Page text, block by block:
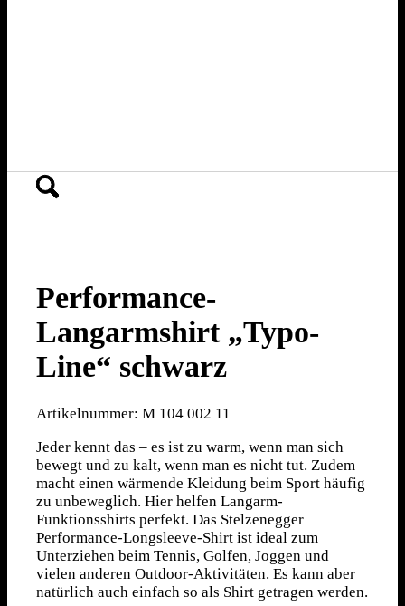
0Einkaufswagen
Performance-
Langarmshirt „Typo-
Line“ schwarz
Artikelnummer:M 104 002 11
Jeder kennt das – es ist zu warm, wenn man sich
bewegt und zu kalt, wenn man es nicht tut. Zudem
macht einen wärmende Kleidung beim Sport häufig
zu unbeweglich. Hier helfen Langarm-
Funktionsshirts perfekt. Das Stelzenegger
Performance-Longsleeve-Shirt ist ideal zum
Unterziehen beim Tennis, Golfen, Joggen und
vielen anderen Outdoor-Aktivitäten. Es kann aber
natürlich auch einfach so als Shirt getragen werden.